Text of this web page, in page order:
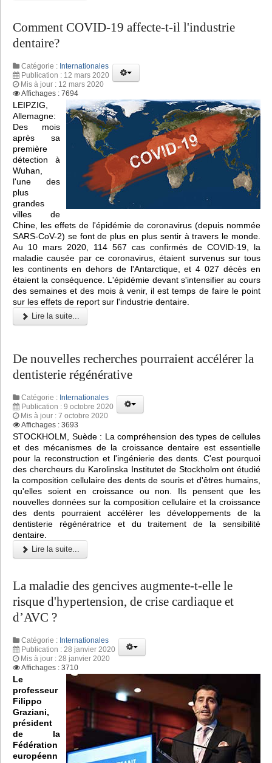
Comment COVID-19 affecte-t-il l'industrie
dentaire?
Catégorie : Internationales
Publication : 12 mars 2020
Mis à jour : 12 mars 2020
Affichages : 7694
LEIPZIG,
Allemagne:
Des mois
après sa
première
détection à
Wuhan,
l'une des
plus
grandes
villes de
Chine, les effets de l'épidémie de coronavirus (depuis nommée
SARS-CoV-2) se font de plus en plus sentir à travers le monde.
Au 10 mars 2020, 114 567 cas confirmés de COVID-19, la
maladie causée par ce coronavirus, étaient survenus sur tous
les continents en dehors de l'Antarctique, et 4 027 décès en
étaient la conséquence. L'épidémie devant s'intensifier au cours
des semaines et des mois à venir, il est temps de faire le point
sur les effets de report sur l'industrie dentaire.
Lire la suite...
De nouvelles recherches pourraient accélérer la
dentisterie régénérative
Catégorie : Internationales
Publication : 9 octobre 2020
Mis à jour : 7 octobre 2020
Affichages : 3693
STOCKHOLM, Suède : La compréhension des types de cellules
et des mécanismes de la croissance dentaire est essentielle
pour la reconstruction et l'ingénierie des dents. C'est pourquoi
des chercheurs du Karolinska Institutet de Stockholm ont étudié
la composition cellulaire des dents de souris et d'êtres humains,
qu'elles soient en croissance ou non. Ils pensent que les
nouvelles données sur la composition cellulaire et la croissance
des dents pourraient accélérer les développements de la
dentisterie régénératrice et du traitement de la sensibilité
dentaire.
Lire la suite...
La maladie des gencives augmente-t-elle le
risque d'hypertension, de crise cardiaque et
d’AVC ?
Catégorie : Internationales
Publication : 28 janvier 2020
Mis à jour : 28 janvier 2020
Affichages : 3710
Le
professeur
Filippo
Graziani,
président
de la
Fédération
européenn